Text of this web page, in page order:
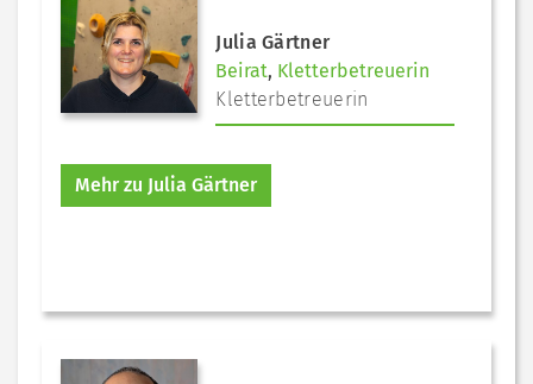
Julia Gärtner
Beirat, Kletterbetreuerin
Kletterbetreuerin
Mehr zu Julia Gärtner